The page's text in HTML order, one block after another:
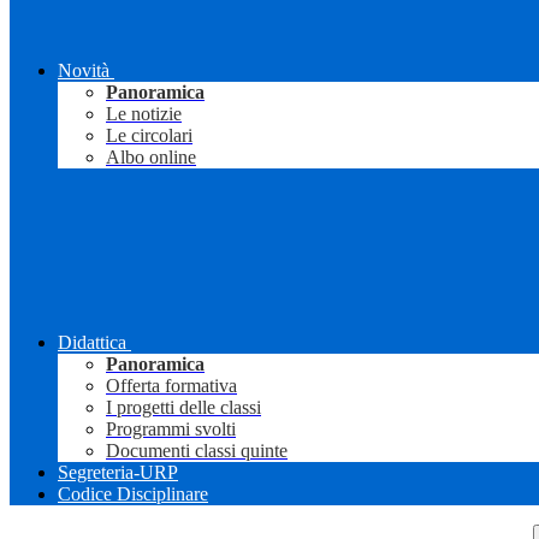
Novità
Panoramica
Le notizie
Le circolari
Albo online
Didattica
Panoramica
Offerta formativa
I progetti delle classi
Programmi svolti
Documenti classi quinte
Segreteria-URP
Codice Disciplinare